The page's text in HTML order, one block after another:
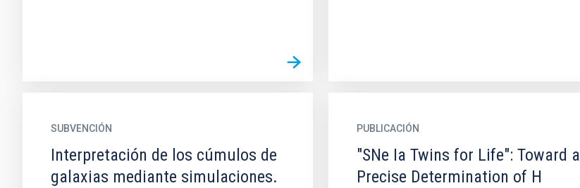
SUBVENCIÓN
Interpretación de los cúmulos de
galaxias mediante simulaciones.
PUBLICACIÓN
"SNe Ia Twins for Life": Toward a
Precise Determination of H